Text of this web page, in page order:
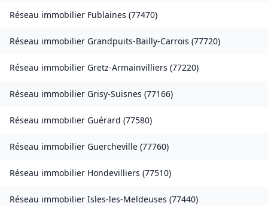
Réseau immobilier Fublaines (77470)
Réseau immobilier Grandpuits-Bailly-Carrois (77720)
Réseau immobilier Gretz-Armainvilliers (77220)
Réseau immobilier Grisy-Suisnes (77166)
Réseau immobilier Guérard (77580)
Réseau immobilier Guercheville (77760)
Réseau immobilier Hondevilliers (77510)
Réseau immobilier Isles-les-Meldeuses (77440)